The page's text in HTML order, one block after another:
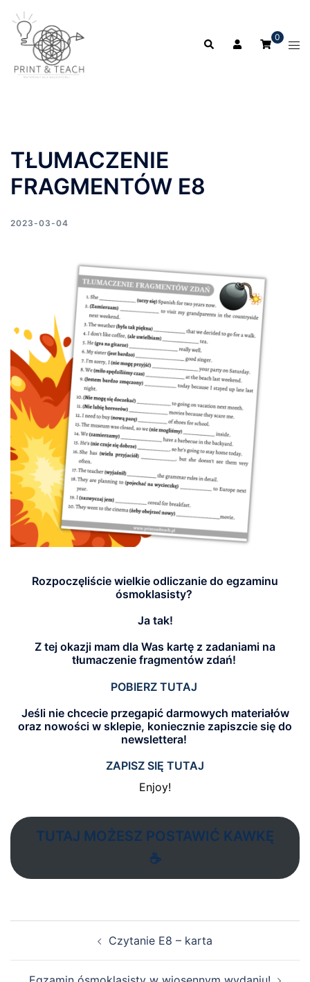
Przejdź
treści
Szukaj
0
TŁUMACZENIE
FRAGMENTÓW E8
2023-03-04
Rozpoczęliście wielkie odliczanie do egzaminu
ósmoklasisty?
Ja tak!
Z tej okazji mam dla Was kartę z zadaniami na
tłumaczenie fragmentów zdań!
POBIERZ TUTAJ
Jeśli nie chcecie przegapić darmowych materiałów
oraz nowości w sklepie, koniecznie zapiszcie się do
newslettera!
ZAPISZ SIĘ TUTAJ
Enjoy!
TUTAJ MOŻESZ POSTAWIĆ KAWKĘ
☕
Czytanie E8 – karta